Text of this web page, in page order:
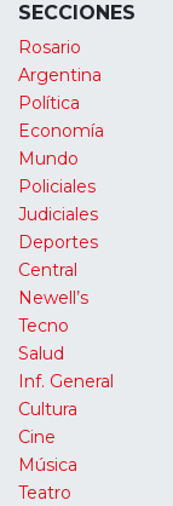
SECCIONES
Rosario
Argentina
Política
Economía
Mundo
Policiales
Judiciales
Deportes
Central
Newell’s
Tecno
Salud
Inf. General
Cultura
Cine
Música
Teatro